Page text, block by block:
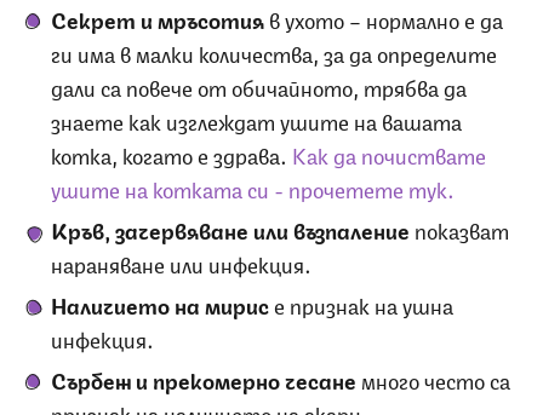
Секрет и мръсотияв ухото – нормално е да
ги има в малки количества, за да определите
дали са повече от обичайното, трябва да
знаете как изглеждат ушите на вашата
котка, когато е здрава. Как да почиствате
ушите на котката си - прочетете тук.
Кръв, зачервяване или възпаление показват
нараняване или инфекция.
Наличието на мирисе признак на ушна
инфекция.
Сърбеж и прекомерно чесане много често са